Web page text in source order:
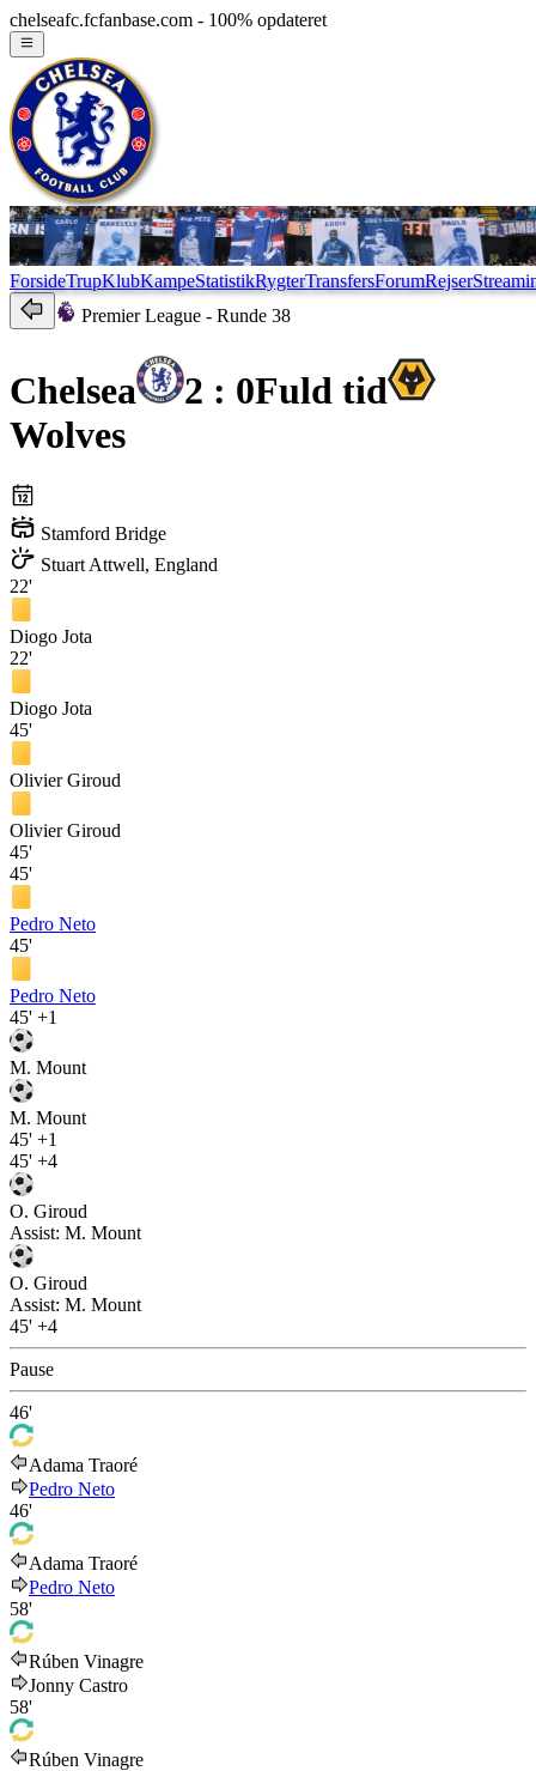
chelseafc.fcfanbase.com - 100% opdateret
ForsideTrupKlubKampeStatistikRygterTransfersForumRejser
Premier League - Runde 38
Chelsea 2 : 0Fuld tid
Wolves
Stamford Bridge
Stuart Attwell, England
22'
Diogo Jota
22'
Diogo Jota
45'
Olivier Giroud
Olivier Giroud
45'
45'
Pedro Neto
45'
Pedro Neto
45' +1
M. Mount
M. Mount
45' +1
45' +4
O. Giroud
Assist: M. Mount
O. Giroud
Assist: M. Mount
45' +4
Pause
46'
Adama Traoré
Pedro Neto
46'
Adama Traoré
Pedro Neto
58'
Rúben Vinagre
Jonny Castro
58'
Rúben Vinagre